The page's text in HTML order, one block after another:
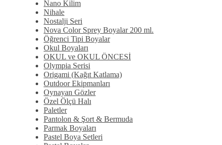
Nano Kilim
Nihale
Nostalji Seri
Nova Color Sprey Boyalar 200 ml.
Öğrenci Tipi Boyalar
Okul Boyaları
OKUL ve OKUL ÖNCESİ
Olympia Serisi
Origami (Kağıt Katlama)
Outdoor Ekipmanları
Oynayan Gözler
Özel Ölçü Halı
Paletler
Pantolon & Şort & Bermuda
Parmak Boyaları
Pastel Boya Setleri